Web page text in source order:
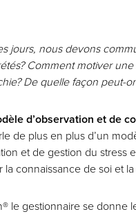
jours, nous devons
Comment motiver
De quelle façon peut-
d’observation et de
de plus en plus d’un
et de gestion du stress
la connaissance de soi et
le gestionnaire se donne